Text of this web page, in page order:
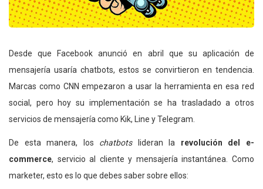
Desde que Facebook anunció en abril que su aplicación de
mensajería usaría chatbots, estos se convirtieron en tendencia.
Marcas como CNN empezaron a usar la herramienta en esa red
social, pero hoy su implementación se ha trasladado a otros
servicios de mensajería como Kik, Line y Telegram.
De esta manera, los chatbotslideran la revolución del e-
commerce, servicio al cliente y mensajería instantánea. Como
marketer, esto es lo que debes saber sobre ellos: